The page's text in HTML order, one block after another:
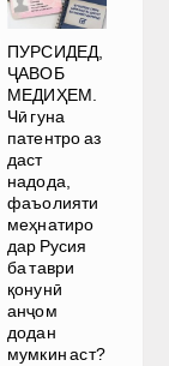
ПУРСИДЕД,
ҶАВОБ
МЕДИҲЕМ.
Чӣ гуна
патентро аз
даст
надода,
фаъолияти
меҳнатиро
дар Русия
ба таври
қонунӣ
анҷом
додан
мумкин аст?